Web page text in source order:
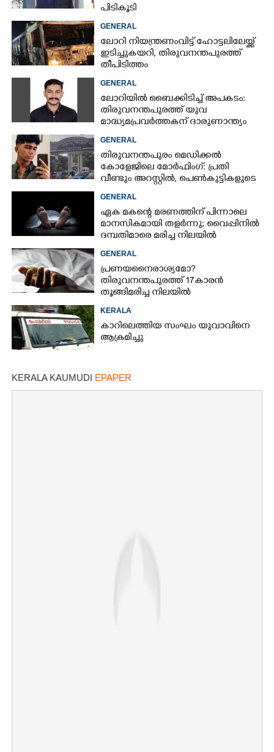
പിടികൂടി
GENERAL
ലോറി നിയന്ത്രണംവിട്ട് ഹോട്ടലിലേയ്ക്ക്
ഇടിച്ചുകയറി, തിരുവനന്തപുരത്ത്
തീപിടിത്തം
GENERAL
ലോറിയിൽ ബൈക്കിടിച്ച് അപകടം:
തിരുവനന്തപുരത്ത് യുവ
മാദ്ധ്യമപ്രവർത്തകന് ദാരുണാന്ത്യം
GENERAL
തിരുവനന്തപുരം മെഡിക്കൽ
കോളേജിലെ മോർഫിംഗ്: പ്രതി
വീണ്ടും അറസ്റ്റിൽ, പെൺകുട്ടികളുടെ
നിന്ന്
GENERAL
ഏക മകന്റെ മരണത്തിന് പിന്നാലെ
മാനസികമായി തളർന്നു; വൈപ്പിനിൽ
ദമ്പതിമാരെ മരിച്ച നിലയിൽ
GENERAL
പ്രണയനെെരാശ്യമോ?
തിരുവനന്തപുരത്ത് 17കാരൻ
തൂങ്ങിമരിച്ച നിലയിൽ
KERALA
കാറിലെത്തിയ സംഘം യുവാവിനെ
ആക്രമിച്ചു
KERALA KAUMUDI EPAPER